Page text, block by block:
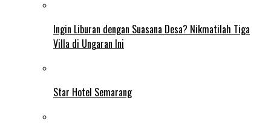
Ingin Liburan dengan Suasana Desa? Nikmatilah Tiga
Villa di Ungaran Ini
Star Hotel Semarang